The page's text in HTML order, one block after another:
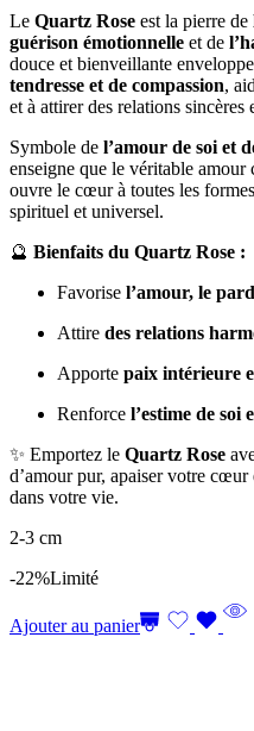
Le Quartz Rose est la pierre de
guérison émotionnelle et de
douce et bienveillante
tendresse et de compassion,
et à attirer des relations sincères
Symbole de l’amour de soi et
enseigne que le véritable
ouvre le cœur à toutes les
spirituel et universel.
🔮 Bienfaits du Quartz Rose :
Favorise l’amour, le
Attire des relations
Apporte paix intérieure
Renforce l’estime de soi
✨ Emportez le Quartz Rose
d’amour pur, apaiser votre
dans votre vie.
2-3 cm
-22%Limité
Ajouter au panier